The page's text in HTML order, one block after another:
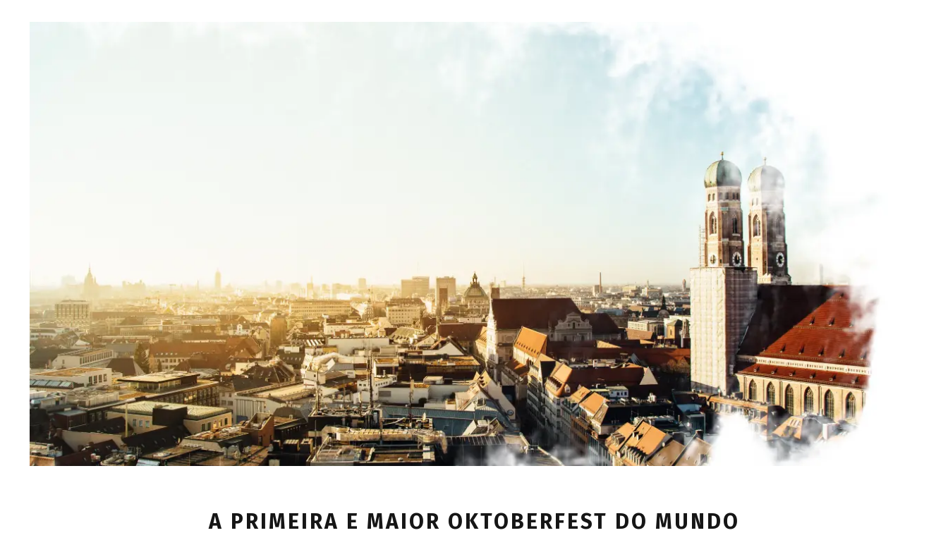
A PRIMEIRA E MAIOR OKTOBERFEST DO MUNDO